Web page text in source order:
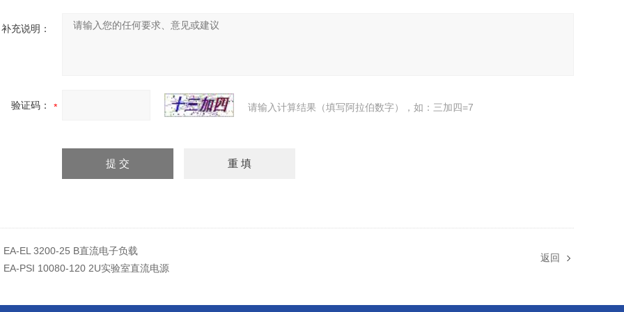
补充说明：
验证码： 请输入计算结果（填写阿拉伯数字），如：三加四=7
EA-EL 3200-25 B直流电子负载
EA-PSI 10080-120 2U实验室直流电源
返回